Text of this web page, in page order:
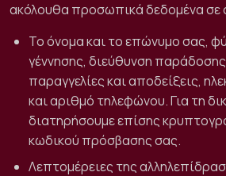
ακόλουθα προσωπικά δεδομένα σε
Το όνομα και το επώνυμο σας,
γέννησης, διεύθυνση
παραγγελίες και αποδείξεις,
και αριθμό τηλεφώνου. Για τη
διατηρήσουμε επίσης
κωδικού πρόσβασης σας.
Λεπτομέρειες της